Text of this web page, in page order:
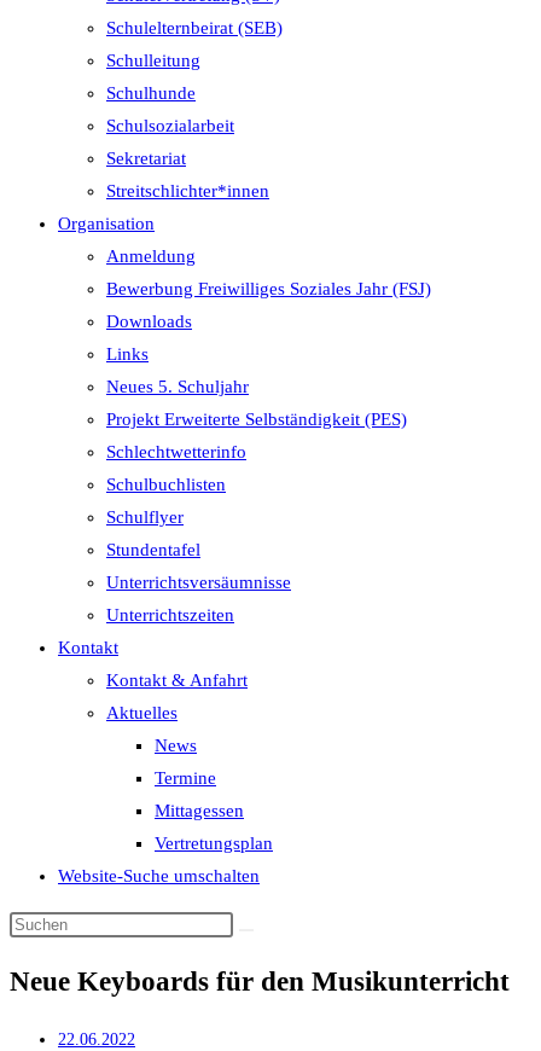
Schulelternbeirat (SEB)
Schulleitung
Schulhunde
Schulsozialarbeit
Sekretariat
Streitschlichter*innen
Organisation
Anmeldung
Bewerbung Freiwilliges Soziales Jahr (FSJ)
Downloads
Links
Neues 5. Schuljahr
Projekt Erweiterte Selbständigkeit (PES)
Schlechtwetterinfo
Schulbuchlisten
Schulflyer
Stundentafel
Unterrichtsversäumnisse
Unterrichtszeiten
Kontakt
Kontakt & Anfahrt
Aktuelles
News
Termine
Mittagessen
Vertretungsplan
Website-Suche umschalten
Neue Keyboards für den Musikunterricht
22.06.2022